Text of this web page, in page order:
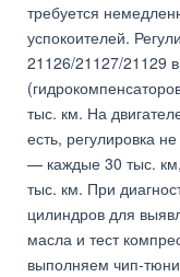
требуется
успокоителей.
21126/21127/21129
тыс. км. На
есть, регулировка
— каждые 30 тыс.
тыс. км. При
цилиндров для
масла и тест
выполняем чип-